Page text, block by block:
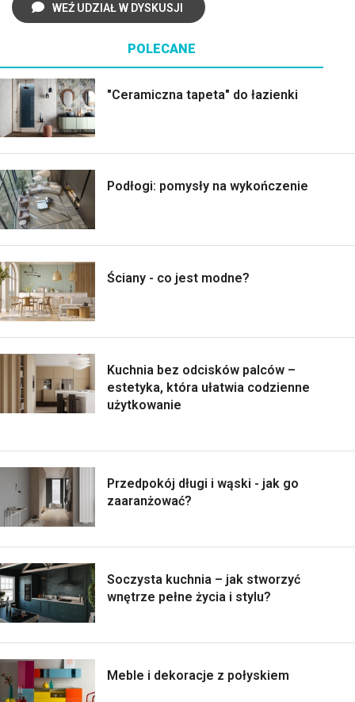
WEŹ UDZIAŁ W DYSKUSJI
POLECANE
"Ceramiczna tapeta" do łazienki
Podłogi: pomysły na wykończenie
Ściany - co jest modne?
Kuchnia bez odcisków palców –
estetyka, która ułatwia codzienne
użytkowanie
Przedpokój długi i wąski - jak go
zaaranżować?
Soczysta kuchnia – jak stworzyć
wnętrze pełne życia i stylu?
Meble i dekoracje z połyskiem